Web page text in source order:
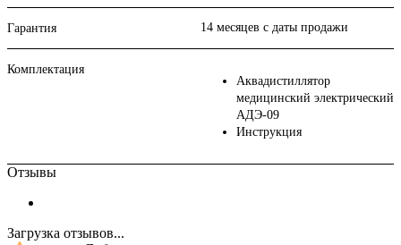
Гарантия 14 месяцев с даты продажи
Комплектация
Аквадистиллятор
медицинский электрический
АДЭ-09
Инструкция
Отзывы
Загрузка отзывов...